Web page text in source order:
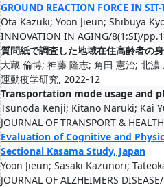
GROUND REACTION FORCE IN
Ota Kazuki; Yoon Jieun; Shibuya
INNOVATION IN AGING/8(1:SI)/
質問紙で調査した地域在住高齢者の
大藏 倫博; 神藤 隆志; 角田 憲治; 北
運動疫学研究, 2022-12
Transportation mode usage and
Tsunoda Kenji; Kitano Naruki; Kai
JOURNAL OF TRANSPORT &
Evaluation of Cognitive and
Sectional Kasama Study, Japan
Yoon Jieun; Sasaki Kazunori;
JOURNAL OF ALZHEIMERS